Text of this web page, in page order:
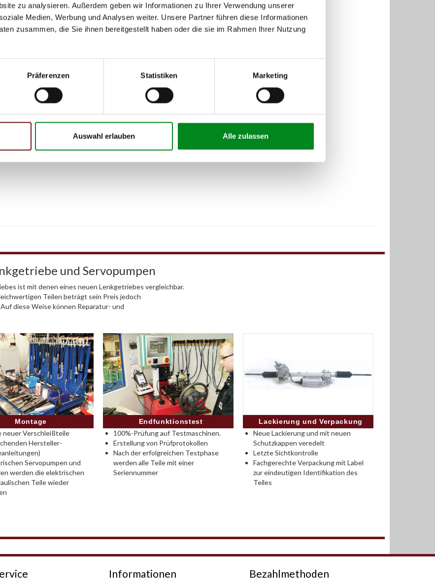
zu analysieren. Außerdem geben wir Informationen zu Ihrer Verwendung unserer
Medien, Werbung und Analysen weiter. Unsere Partner führen diese Informationen
zusammen, die Sie ihnen bereitgestellt haben oder die sie im Rahmen Ihrer Nutzung
Präferenzen Statistiken Marketing
Auswahl erlauben Alle zulassen
zu 2 (2.1) und zu 3 (2.2) oderFahrgestellnummer.
und Servopumpen
ist mit denen eines neuen Lenkgetriebes vergleichbar.
Teilen beträgt sein Preis jedoch
diese Weise können Reparatur- und
Montage
neuer Verschleißteile
Hersteller-
Servopumpen und
werden die elektrischen
Teile wieder
Endfunktionstest
100%-Prüfung auf Testmaschinen.
Erstellung von Prüfprotokollen
Nach der erfolgreichen Testphase
werden alle Teile mit einer
Seriennummer
Lackierung und Verpackung
Neue Lackierung und mit neuen
Schutzkappen veredelt
Letzte Sichtkontrolle
Fachgerechte Verpackung mit Label
zur eindeutigen Identifikation des
Teiles
Informationen Bezahlmethoden